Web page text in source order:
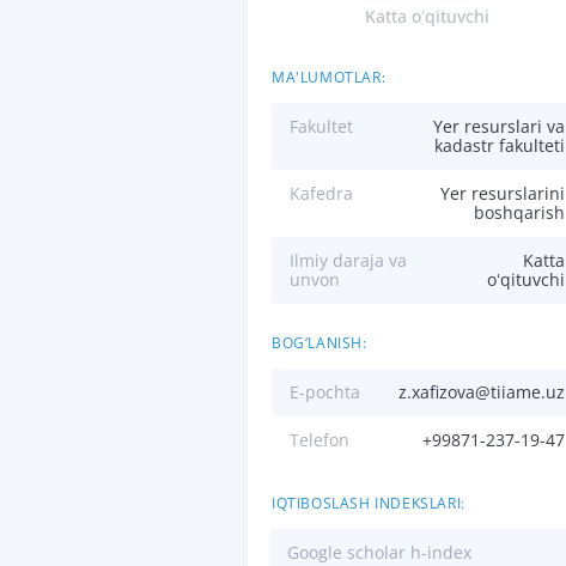
Katta oʻqituvchi
MA'LUMOTLAR:
Fakultet
Yer resurslari va
kadastr fakulteti
Kafedra
Yer resurslarini
boshqarish
Ilmiy daraja va
unvon
Katta
oʻqituvchi
BOG‘LANISH:
E-pochta z.xafizova@tiiame.uz
Telefon +99871-237-19-47
IQTIBOSLASH INDEKSLARI:
Google scholar h-index